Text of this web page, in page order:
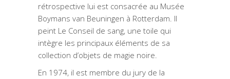
rétrospective lui est consacrée au Musée
Boymans van Beuningen à Rotterdam. Il
peint Le Conseil de sang, une toile qui
intègre les principaux éléments de sa
collection d’objets de magie noire.
En 1974, il est membre du jury de la